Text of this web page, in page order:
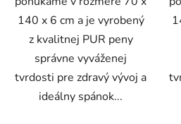
140 x 6 cm a je vyrobený
z kvalitnej PUR peny
správne vyváženej
tvrdosti pre zdravý vývoj a
ideálny spánok...